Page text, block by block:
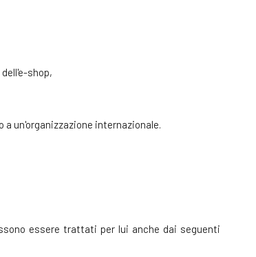
shop,
a un'organizzazione internazionale.
essere trattati per lui anche dai seguenti